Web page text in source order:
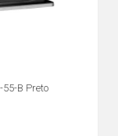
B Preto